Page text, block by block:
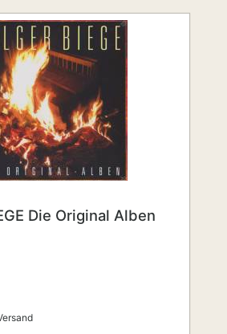
Die Original Alben